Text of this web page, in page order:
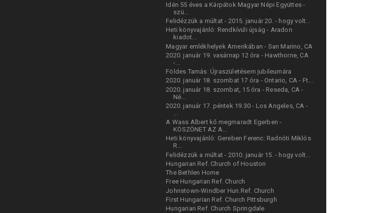
Idén 55 éves a Kárpátok Magyar Népi Együttes -
szü...
Felidézzük a múltat - 2015. január 20. - hogy volt...
Heti könyvajánló: Rendkívüli újság - Aradon
kiadot...
Magyar emlékhelyek Amerikában - San Marino, CA
2020. január 19. vasárnap 12 óra - Hawthorne, CA
-...
Földes Tamás: Újraszületésem jubileumára
2020. január 18. szombat 17 óra - Ontario, CA - Ft...
2020. január 18. szombat, 15 óra - Reseda, CA -
Né...
2020. január 17. péntek 19.30 - Los Angeles, CA -
A Wass Albert kő megmaradt Egerben -
KÖSZÖNET AZ A...
Heti könyvajánló: Gereben Ferenc: Radnóti Miklós
R...
Felidézzük a múltat - 2010. január 15. - hogy volt...
Hungarian Ref. Church of Houston
The Bethlen Home
Free Hungarian Ref. Church
Johnstown-Windber Hun.Ref. Church
First Hungarian Ref. Church Pittsburgh
Hungarian Ref. Church Springdale